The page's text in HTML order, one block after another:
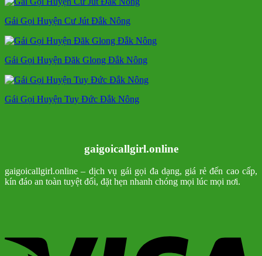
Gái Gọi Huyện Cư Jút Đắk Nông
Gái Gọi Huyện Đăk Glong Đắk Nông
Gái Gọi Huyện Tuy Đức Đắk Nông
gaigoicallgirl.online
gaigoicallgirl.online – dịch vụ gái gọi đa dạng, giá rẻ đến cao cấp,
kín đáo an toàn tuyệt đối, đặt hẹn nhanh chóng mọi lúc mọi nơi.